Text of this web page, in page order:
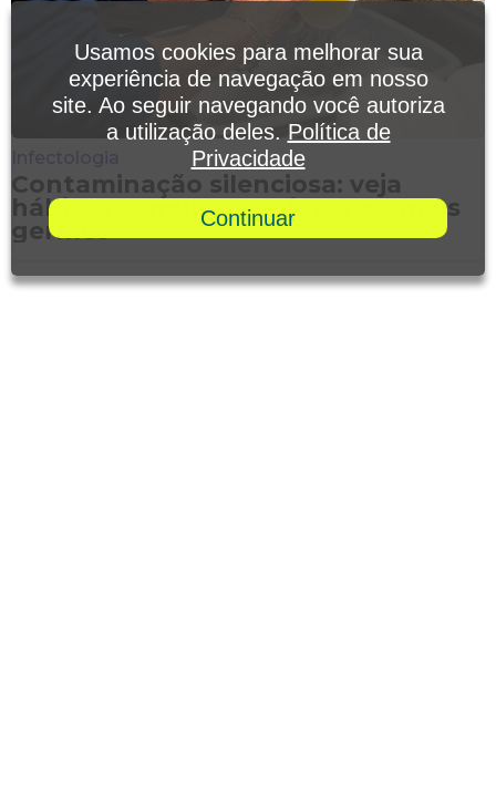
Contaminação silenciosa: veja
hábitos comuns que favorecem os
germes
Usamos cookies para melhorar sua
experiência de navegação em nosso
site. Ao seguir navegando você autoriza
a utilização deles. Política de
Privacidade
Continuar